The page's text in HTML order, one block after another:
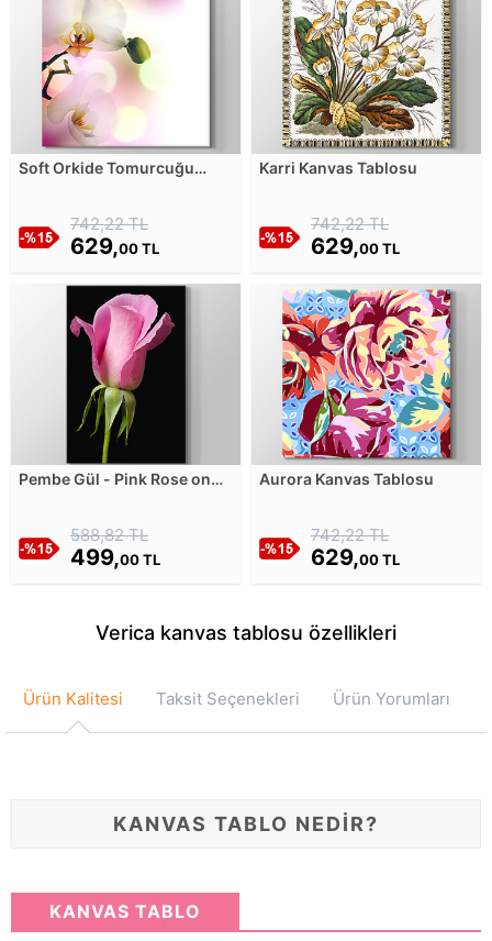
Soft Orkide Tomurcuğu
742,22 TL
629,00 TL
Karri Kanvas Tablosu
742,22 TL
629,00 TL
Pembe Gül - Pink Rose on
588,82 TL
499,00 TL
Aurora Kanvas Tablosu
742,22 TL
629,00 TL
Verica kanvas tablosu özellikleri
Ürün Kalitesi Taksit Seçenekleri Ürün Yorumları
KANVAS TABLO NEDİR?
KANVAS TABLO